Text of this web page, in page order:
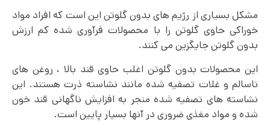
مشکل بسیاری از رژیم های بدون گلوتن این است که افراد مواد
خوراکی حاوی گلوتن را با محصولات فرآوری شده کم ارزش
بدون گلوتن جایگزین می کنند.
این محصولات بدون گلوتن اغلب حاوی قند بالا ، روغن های
ناسالم و غلات تصفیه شده مانند نشاسته ذرت هستند. این
نشاسته های تصفیه شده منجر به افزایش ناگهانی قند خون
شده و مواد مغذی ضروری در آنها بسیار پایین است.